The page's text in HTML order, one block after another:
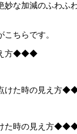
妙な加減のふわふ
ちらです。
方◆◆◆
けた時の見え方
た時の見え方